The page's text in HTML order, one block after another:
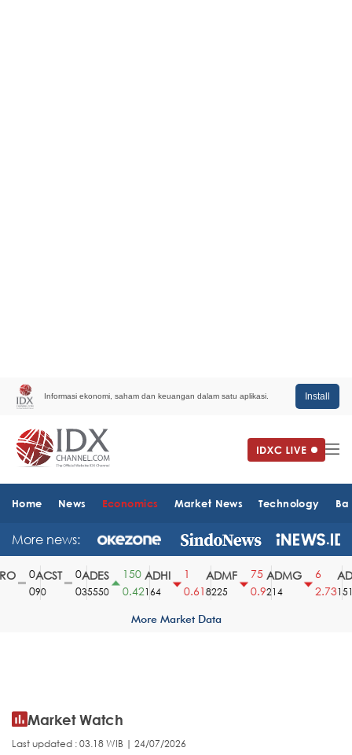
Informasi ekonomi, saham dan keuangan dalam satu aplikasi. Install
Home News Economics Market News Technology
More news:
ACST
90
ADES
35550
150
0.42
ADHI
164
0.61
ADMF
8225
75
0.9
ADMG
214
2.731510
More Market Data
Market Watch
Last updated : 03.18 WIB | 24/07/2026